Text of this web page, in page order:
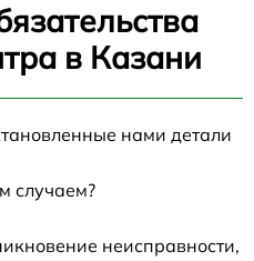
в Казани
нами детали
случаем?
неисправности,